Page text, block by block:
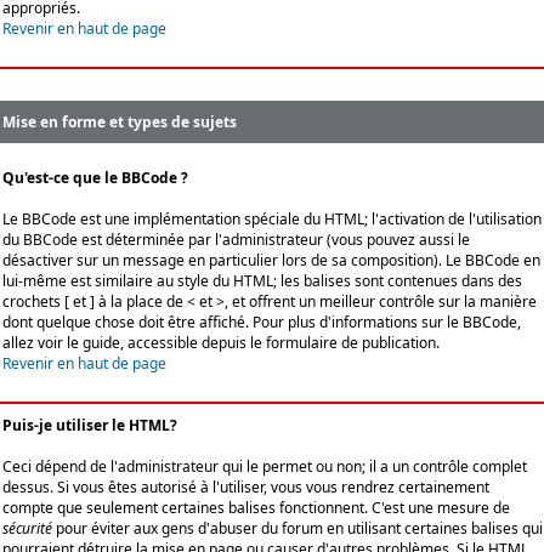
appropriés.
Revenir en haut de page
Mise en forme et types de sujets
Qu'est-ce que le BBCode ?
Le BBCode est une implémentation spéciale du HTML; l'activation de l'utilisation
du BBCode est déterminée par l'administrateur (vous pouvez aussi le
désactiver sur un message en particulier lors de sa composition). Le BBCode en
lui-même est similaire au style du HTML; les balises sont contenues dans des
crochets [ et ] à la place de < et >, et offrent un meilleur contrôle sur la manière
dont quelque chose doit être affiché. Pour plus d'informations sur le BBCode,
allez voir le guide, accessible depuis le formulaire de publication.
Revenir en haut de page
Puis-je utiliser le HTML?
Ceci dépend de l'administrateur qui le permet ou non; il a un contrôle complet
dessus. Si vous êtes autorisé à l'utiliser, vous vous rendrez certainement
compte que seulement certaines balises fonctionnent. C'est une mesure de
sécurité pour éviter aux gens d'abuser du forum en utilisant certaines balises qui